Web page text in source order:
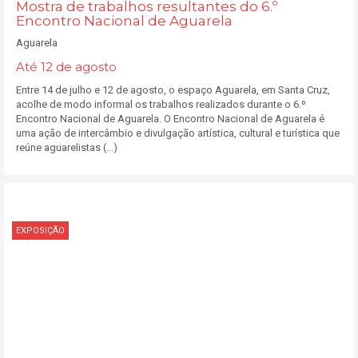
Mostra de trabalhos resultantes do 6.º
Encontro Nacional de Aguarela
Aguarela
Até 12 de agosto
Entre 14 de julho e 12 de agosto, o espaço Aguarela, em Santa Cruz,
acolhe de modo informal os trabalhos realizados durante o 6.º
Encontro Nacional de Aguarela. O Encontro Nacional de Aguarela é
uma ação de intercâmbio e divulgação artística, cultural e turística que
reúne aguarelistas (...)
EXPOSIÇÃO